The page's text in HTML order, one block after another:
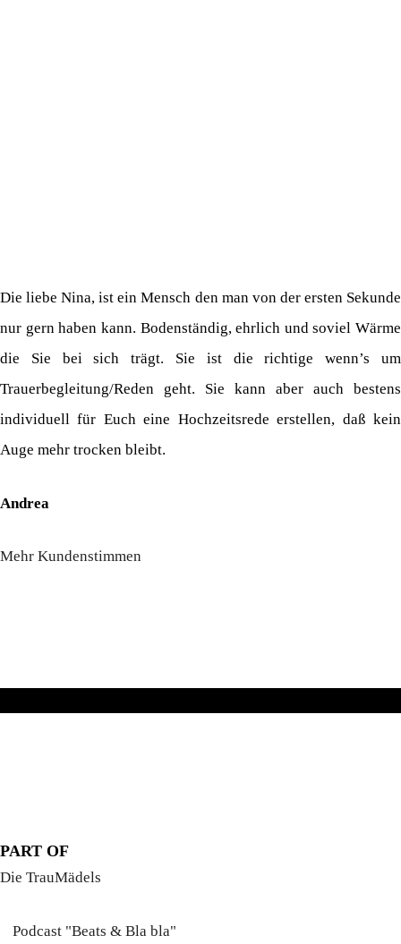
Die liebe Nina, ist ein Mensch den man von der ersten Sekunde
nur gern haben kann. Bodenständig, ehrlich und soviel Wärme
die Sie bei sich trägt. Sie ist die richtige wenn’s um
Trauerbegleitung/Reden geht. Sie kann aber auch bestens
individuell für Euch eine Hochzeitsrede erstellen, daß kein
Auge mehr trocken bleibt.
Andrea
Mehr Kundenstimmen
PART OF
Die TrauMädels
Podcast "Beats & Bla bla"